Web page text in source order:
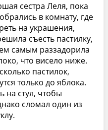
сестра Леля, пока
в комнату, где
на украшения,
съесть пастилку,
самым раззадорила
что висело ниже.
пастилок,
только до яблока.
на стул, чтобы
сломал один из